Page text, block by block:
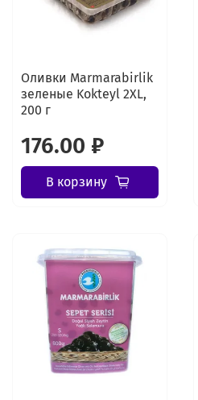
Оливки Marmarabirlik
зеленые Kokteyl 2XL,
200 г
176.00 ₽
В корзину